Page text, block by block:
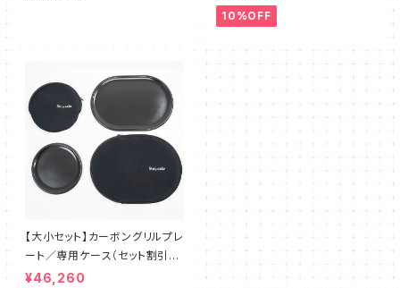
10%OFF
【大小セット】カーボングリルプレ
ート／専用ケース（セット割引1
0％OFF）
¥46,260